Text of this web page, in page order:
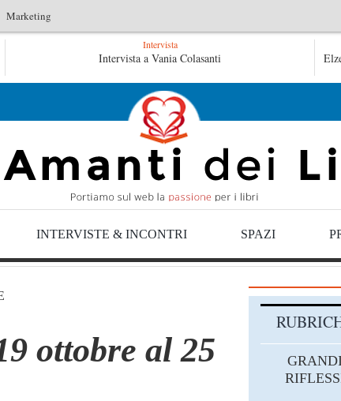
Marketing
Le anime salve di Fabrizio De André – Jan Gaggetta
Intervista
Intervista a Vania Colasanti
INTERVISTE & INCONTRI SPAZI
ottobre al 25